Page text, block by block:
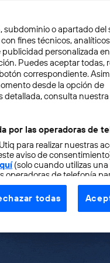
de este tipo:
monosílabos
en lugar de
check-inen
Twitter.
personas cuelgan
del momento, y
sea de público
subdominio o apartado del
fines técnicos,
personalizada
Puedes aceptar todas,
correspondiente.
desde la opción de
detallada, consulta nuestra
por las operadoras de
para realizar nuestras
aviso de
(solo cuando utilizas una
operadoras de telefonía
como prioridad
todas